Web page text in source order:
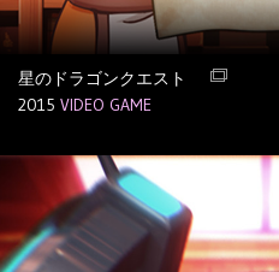
星のドラゴンクエスト
2015 VIDEO GAME